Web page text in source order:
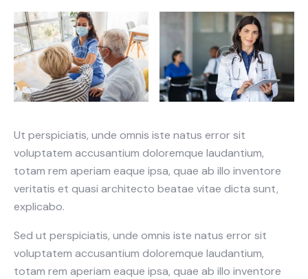
Ut perspiciatis, unde omnis iste natus error sit
voluptatem accusantium doloremque laudantium,
totam rem aperiam eaque ipsa, quae ab illo inventore
veritatis et quasi architecto beatae vitae dicta sunt,
explicabo.
Sed ut perspiciatis, unde omnis iste natus error sit
voluptatem accusantium doloremque laudantium,
totam rem aperiam eaque ipsa, quae ab illo inventore